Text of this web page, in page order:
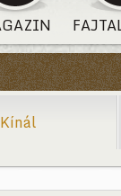
Kínál